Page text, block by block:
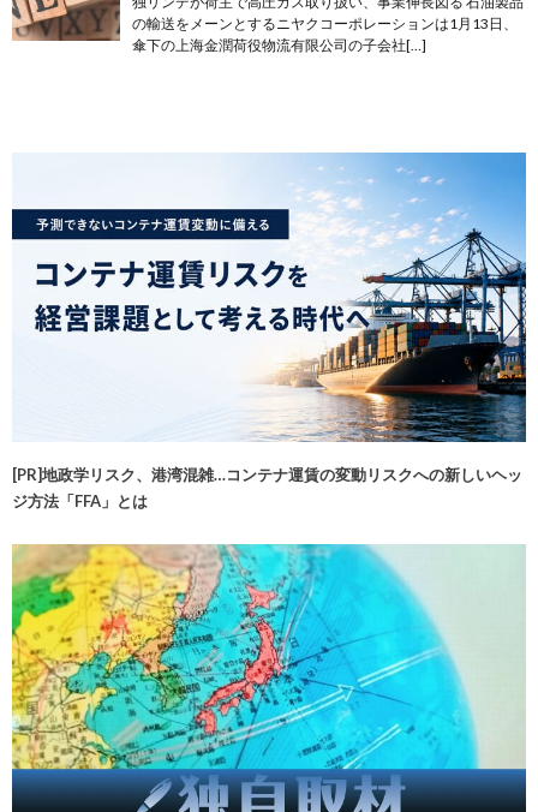
の輸送をメーンとするニヤクコーポレーションは1月13日、
傘下の上海金潤荷役物流有限公司の子会社[…]
[PR]地政学リスク、港湾混雑…コンテナ運賃の変動リスクへの新しいヘッ
ジ方法「FFA」とは